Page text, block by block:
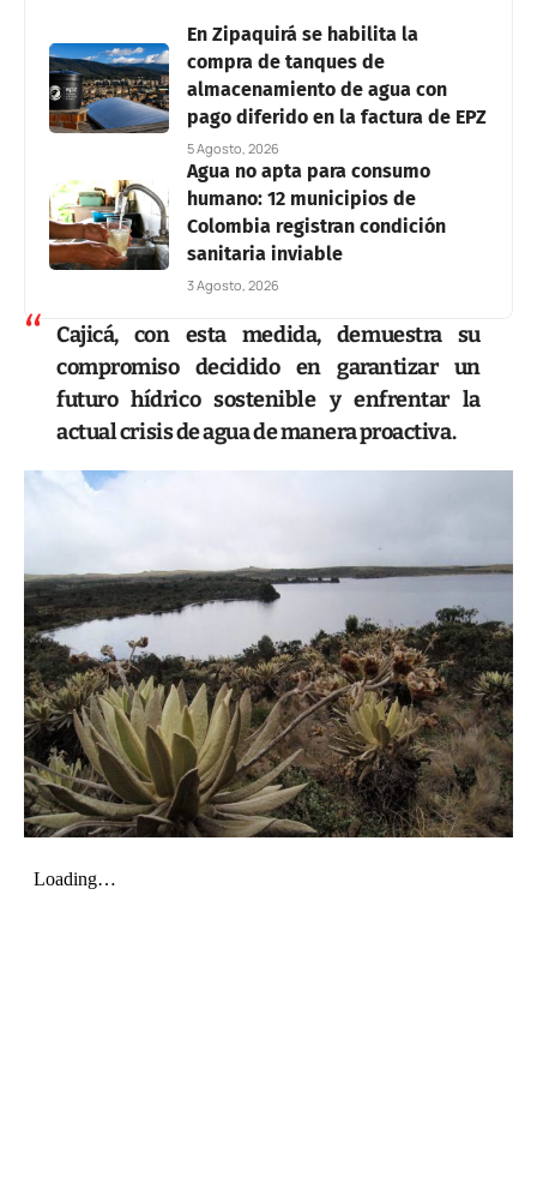
En Zipaquirá se habilita la
compra de tanques de
almacenamiento de agua con
pago diferido en la factura de EPZ
5 Agosto, 2026
Agua no apta para consumo
humano: 12 municipios de
Colombia registran condición
sanitaria inviable
3 Agosto, 2026
Cajicá, con esta medida, demuestra su
compromiso decidido en garantizar un
futuro hídrico sostenible y enfrentar la
actual crisis de agua de manera proactiva.